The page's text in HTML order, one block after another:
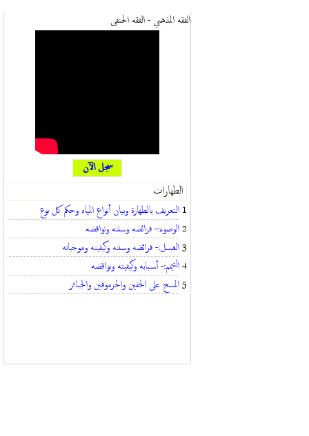
الفقه المذهبي - الفقه الحنفى
سجل الآن
الطهارات
التعريف بالطهارة وبيان أنواع المياه وحكم كل نوع 1
الوضوء:- فرائضه وسننه ونواقضه2
الغسل:- فرائضه وسننه وكيفيته وموجباته3
التيمم:- أسبابه وكيفيته ونواقضه4
المسح على الخفين والجرموقين والجبائر5